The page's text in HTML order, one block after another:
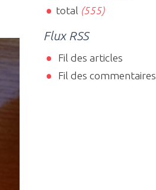
total (555)
Flux RSS
Fil des articles
Fil des commentaires